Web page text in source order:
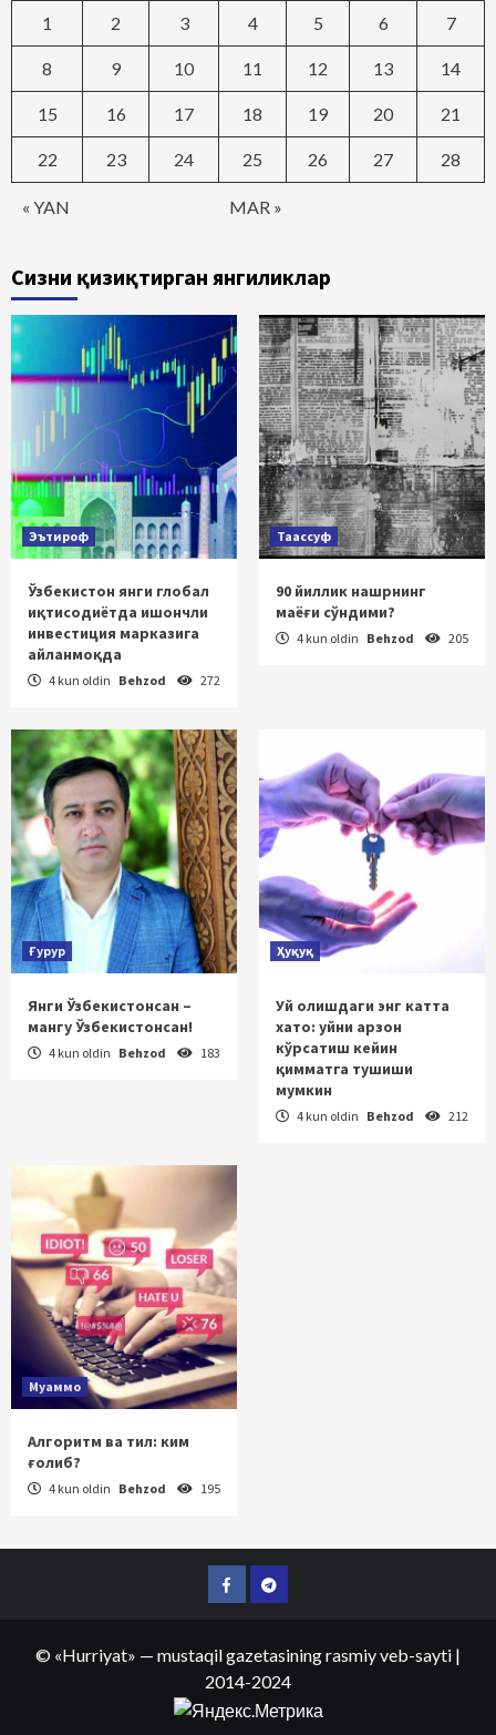
« YAN MAR »
1 2 3 4 5 6 7
8 9 10 11 12 13 14
15 16 17 18 19 20 21
22 23 24 25 26 27 28
Сизни қизиқтирган янгиликлар
Эътироф
Ўзбекистон янги глобал
иқтисодиётда ишончли
инвестиция марказига
айланмоқда
4 kun oldin Behzod 272
Таассуф
90 йиллик нашрнинг
маёғи сўндими?
4 kun oldin Behzod 205
Ғурур
Янги Ўзбекистонсан –
мангу Ўзбекистонсан!
4 kun oldin Behzod 183
Ҳуқуқ
Уй олишдаги энг катта
хато: уйни арзон
кўрсатиш кейин
қимматга тушиши
мумкин
4 kun oldin Behzod 212
Муаммо
Алгоритм ва тил: ким
ғолиб?
4 kun oldin Behzod 195
FacebookTelegram
© «Hurriyat» — mustaqil gazetasining rasmiy veb-sayti |
2014-2024